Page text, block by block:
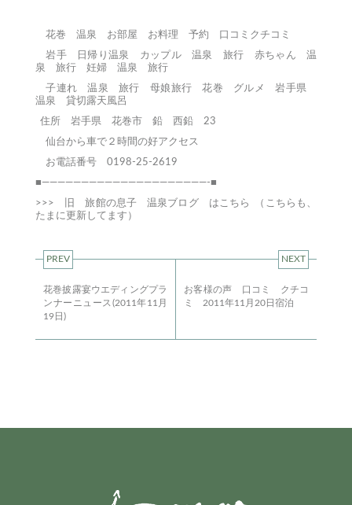
花巻 温泉 お部屋 お料理 予約
口コミクチコミ
岩手 日帰り温泉
カップル 温泉 旅行
赤ちゃん 温
泉 旅行
妊婦 温泉 旅行
子連れ 温泉 旅行
母娘旅行 花巻 グルメ
岩手県
温泉
貸切露天風呂
住所 岩手県 花巻市 鉛 西鉛 23
仙台から車で２時間の好アクセス
お電話番号 0198-25-2619
■—————————————————————-■
>>>
旧 旅館の息子 温泉ブログ はこちら
（こちらも、
たまに更新してます）
PREV
花巻披露宴ウエディングプラ
ンナーニュース(2011年11月
19日)
NEXT
お客様の声 口コミ クチコ
ミ 2011年11月20日宿泊